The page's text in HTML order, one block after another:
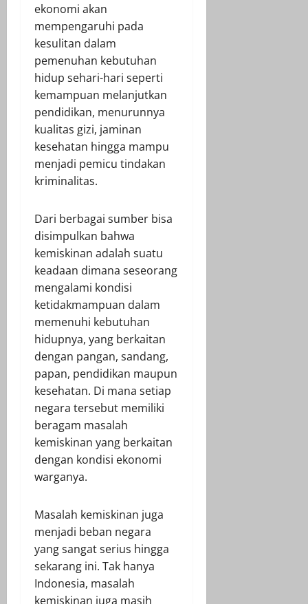
ekonomi akan
mempengaruhi pada
kesulitan dalam
pemenuhan kebutuhan
hidup sehari-hari seperti
kemampuan melanjutkan
pendidikan, menurunnya
kualitas gizi, jaminan
kesehatan hingga mampu
menjadi pemicu tindakan
kriminalitas.
Dari berbagai sumber bisa
disimpulkan bahwa
kemiskinan adalah suatu
keadaan dimana seseorang
mengalami kondisi
ketidakmampuan dalam
memenuhi kebutuhan
hidupnya, yang berkaitan
dengan pangan, sandang,
papan, pendidikan maupun
kesehatan. Di mana setiap
negara tersebut memiliki
beragam masalah
kemiskinan yang berkaitan
dengan kondisi ekonomi
warganya.
Masalah kemiskinan juga
menjadi beban negara
yang sangat serius hingga
sekarang ini. Tak hanya
Indonesia, masalah
kemiskinan juga masih